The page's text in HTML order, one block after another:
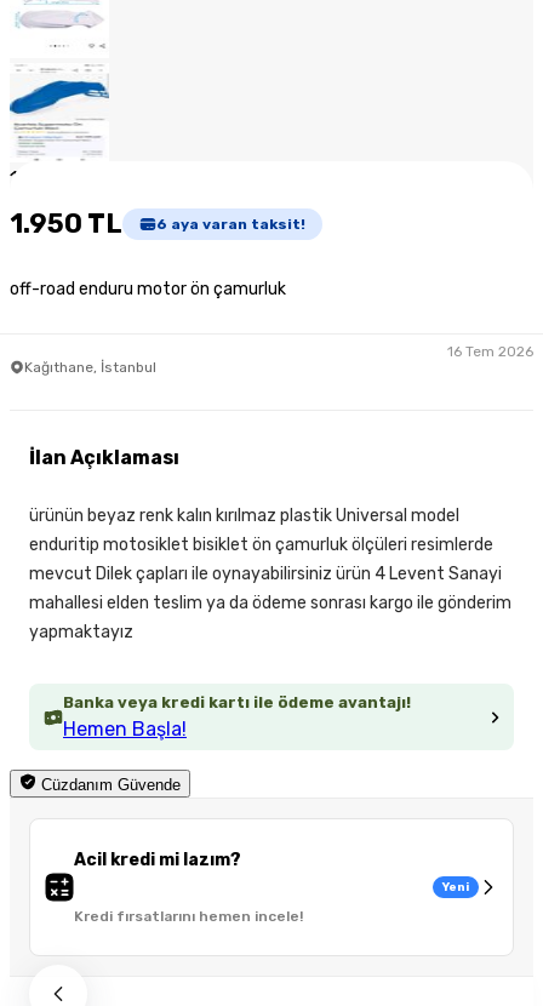
1
1.950 TL 6 aya varan taksit!
off-road enduru motor ön çamurluk
Kağıthane, İstanbul
16 Tem 2026
Banka veya kredi kartı ile ödeme avantajı!
Hemen Başla!
Cüzdanım Güvende
Acil kredi mi lazım?
Kredi fırsatlarını hemen incele!
Yeni
İlan Açıklaması
ürünün beyaz renk kalın kırılmaz plastik Universal model
enduritip motosiklet bisiklet ön çamurluk ölçüleri resimlerde
mevcut Dilek çapları ile oynayabilirsiniz ürün 4 Levent Sanayi
mahallesi elden teslim ya da ödeme sonrası kargo ile gönderim
yapmaktayız